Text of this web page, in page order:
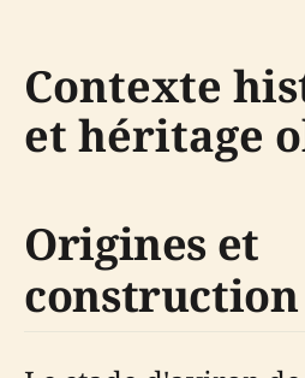
Contexte
et héritage
Origines et
construction